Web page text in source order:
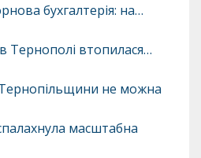
бухгалтерія: на…
Тернополі втопилася…
не можна
масштабна